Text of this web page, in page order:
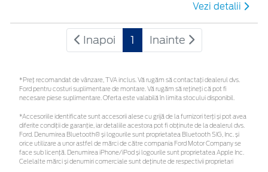
Vezi detalii
Inapoi 1 Inainte
*Preţ recomandat de vânzare, TVA inclus. Vă rugăm să contactaţi dealerul dvs.
Ford pentru costuri suplimentare de montare. Vă rugăm să rețineți că pot fi
necesare piese suplimentare. Oferta este valabilă în limita stocului disponibil.
*Accesoriile identificate sunt accesorii alese cu grijă de la furnizori terți și pot avea
diferite condiții de garanție, iar detaliile acestora pot fi obținute de la dealerul dvs.
Ford. Denumirea Bluetooth® și logourile sunt proprietatea Bluetooth SIG, Inc. și
orice utilizare a unor astfel de mărci de către compania Ford Motor Company se
face sub licență. Denumirea iPhone/iPod și logourile sunt proprietatea Apple Inc.
Celelalte mărci și denumiri comerciale sunt deținute de respectivii proprietari